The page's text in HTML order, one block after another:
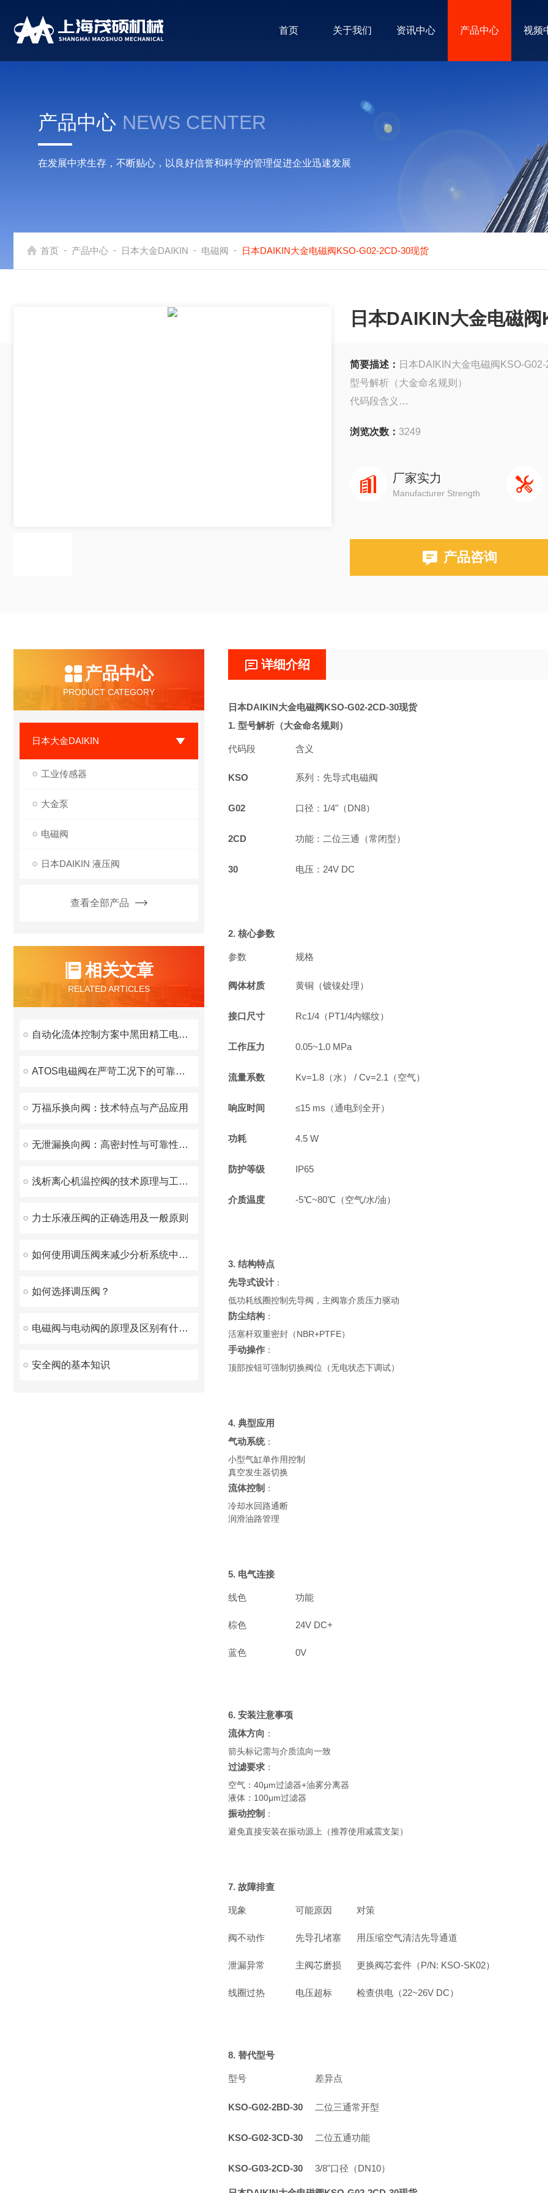
首页 关于我们 资讯中心 产品中心 视频
产品中心 NEWS CENTER
在发展中求生存，不断贴心，以良好信誉和科学的管理促进企业迅速发展
首页 - 产品中心 - 日本大金DAIKIN - 电磁阀 - 日本DAIKIN大金电磁阀KSO-G02-2CD-30现货
日本DAIKIN大金电磁
简要描述： 日本DAIKIN大金电磁阀KSO-
型号解析（大金命名规则）
代码段含义
G02口径：1/4“（DN8）
30电压：24V DC
浏览次数： 3249
厂家实力
Manufacturer Strength
产品咨询
产品中心
PRODUCT CATEGORY
日本大金DAIKIN
工业传感器
大金泵
电磁阀
日本DAIKIN 液压阀
查看全部产品
相关文章
RELATED ARTICLES
自动化流体控制方案中黑田精工电磁阀的应用价值
ATOS电磁阀在严苛工况下的可靠性保障
万福乐换向阀：技术特点与产品应用
无泄漏换向阀：高密封性与可靠性的液压解决方案
浅析离心机温控阀的技术原理与工作机制
力士乐液压阀的正确选用及一般原则
如何使用调压阀来减少分析系统中的延时？
如何选择调压阀？
电磁阀与电动阀的原理及区别有什么不同？
安全阀的基本知识
详细介绍
日本DAIKIN大金电磁阀KSO-G02-2CD-30现货
1. 型号解析（大金命名规则）
代码段 含义
KSO 系列：先导式电磁阀
G02 口径：1/4"（DN8）
2CD 功能：二位三通（常闭型）
30 电压：24V DC
2. 核心参数
参数 规格
阀体材质 黄铜（镀镍处理）
接口尺寸 Rc1/4（PT1/4内螺纹）
工作压力 0.05~1.0 MPa
流量系数 Kv=1.8（水） / Cv=2.1（空气）
响应时间 ≤15 ms（通电到全开）
功耗 4.5 W
防护等级 IP65
介质温度 -5℃~80℃（空气/水/油）
3. 结构特点
先导式设计：
低功耗线圈控制先导阀，主阀靠介质压力驱动
防尘结构 ：
活塞杆双重密封（NBR+PTFE）
手动操作 ：
顶部按钮可强制切换阀位（无电状态下调试）
4. 典型应用
气动系统：
小型气缸单作用控制
真空发生器切换
流体控制 ：
冷却水回路通断
润滑油路管理
5. 电气连接
线色 功能
棕色 24V DC+
蓝色 0V
6. 安装注意事项
流体方向 ：
箭头标记需与介质流向一致
过滤要求 ：
空气：40μm过滤器+油雾分离器
液体：100μm过滤器
振动控制 ：
避免直接安装在振动源上（推荐使用减震支架）
7. 故障排查
现象 可能原因 对策
阀不动作 先导孔堵塞 用压缩空气清洁先导通道
泄漏异常 主阀芯磨损 更换阀芯套件（P/N: KSO-SK02）
线圈过热 电压超标 检查供电（22~26V DC）
8. 替代型号
型号 差异点
KSO-G02-2BD-30 二位三通常开型
KSO-G02-3CD-30 二位五通功能
KSO-G03-2CD-30 3/8"口径（DN10）